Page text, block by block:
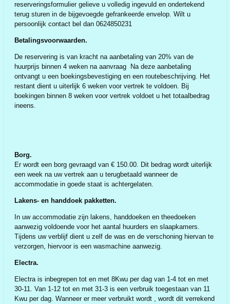
reserveringsformulier gelieve u volledig ingevuld en ondertekend
terug sturen in de bijgevoegde gefrankeerde envelop. Wilt u
persoonlijk contact bel dan 0624850231
Betalingsvoorwaarden.
De reservering is van kracht na aanbetaling van 20% van de
huurprijs binnen 4 weken na aanvraag Na deze aanbetaling
ontvangt u een boekingsbevestiging en een routebeschrijving. Het
restant dient u uiterlijk 6 weken voor vertrek te voldoen. Bij
boekingen binnen 8 weken voor vertrek voldoet u het totaalbedrag
ineens.
Borg.
Er wordt een borg gevraagd van € 150.00. Dit bedrag wordt uiterlijk
een week na uw vertrek aan u terugbetaald wanneer de
accommodatie in goede staat is achtergelaten.
Lakens- en handdoek pakketten.
In uw accommodatie zijn lakens, handdoeken en theedoeken
aanwezig voldoende voor het aantal huurders en slaapkamers.
Tijdens uw verblijf dient u zelf de was en de verschoning hiervan te
verzorgen, hiervoor is een wasmachine aanwezig.
Electra.
Electra is inbegrepen tot en met 8Kwu per dag van 1-4 tot en met
30-11. Van 1-12 tot en met 31-3 is een verbruik toegestaan van 11
Kwu per dag. Wanneer er meer verbruikt wordt , wordt dit verrekend